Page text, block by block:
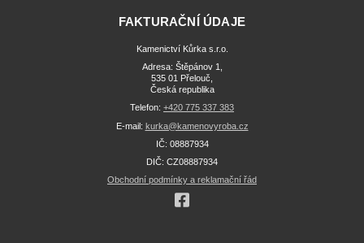
FAKTURAČNÍ ÚDAJE
Kamenictví Kůrka s.r.o.
Adresa: Štěpánov 1,
535 01 Přelouč,
Česká republika
Telefon: +420 775 337 383
E-mail: kurka@kamenovyroba.cz
IČ: 08887934
DIČ: CZ08887934
Obchodní podmínky a reklamační řád